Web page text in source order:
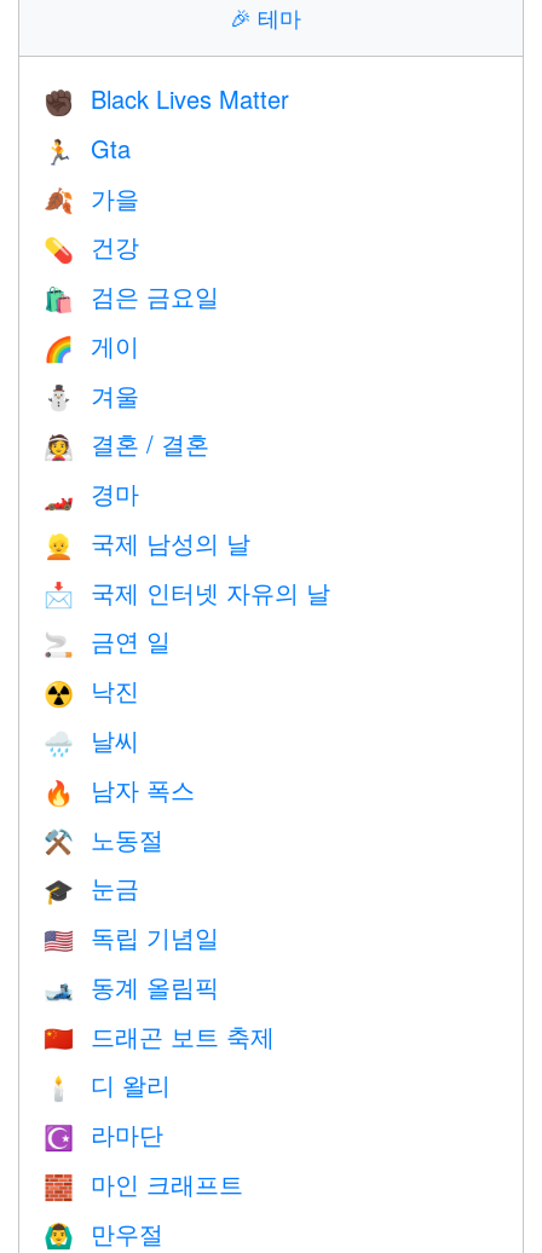
🎉 테마
✊🏿 Black Lives Matter
🏃 Gta
🍂 가을
💊 건강
🛍 검은 금요일
🌈 게이
⛄ 겨울
👰 결혼 / 결혼
🏎 경마
👱 국제 남성의 날
📩 국제 인터넷 자유의 날
🚬 금연 일
☢️ 낙진
🌧 날씨
🔥 남자 폭스
⚒️ 노동절
🎓 눈금
🇺🇸 독립 기념일
🎿 동계 올림픽
🇨🇳 드래곤 보트 축제
🕯 디 왈리
☪️ 라마단
🧱 마인 크래프트
🙆‍♂️ 만우절